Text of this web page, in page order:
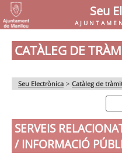
Seu
CATÀLEG DE
Seu Electrònica > Catàleg de
SERVEIS
/ INFORMACIÓ